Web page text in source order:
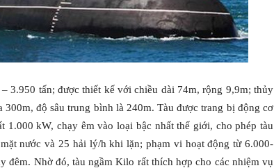
3.950 tấn; được thiết kế với chiều dài 74m, rộng 9,9m; thủy
độ sâu trung bình là 240m. Tàu được trang bị động cơ
1.000 kW, chạy êm vào loại bậc nhất thế giới, cho phép tàu
nước và 25 hải lý/h khi lặn; phạm vi hoạt động từ 6.000-
đêm. Nhờ đó, tàu ngầm Kilo rất thích hợp cho các nhiệm vụ